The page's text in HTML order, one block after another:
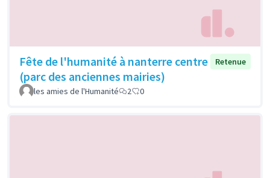
Fête de l'humanité à nanterre centre
(parc des anciennes mairies)
Retenue
les amies de l'Humanité 2 0